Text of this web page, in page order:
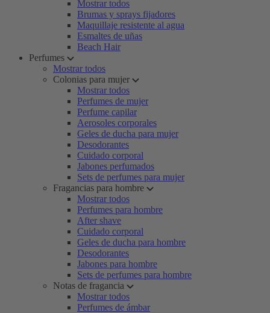
Mostrar todos
Brumas y sprays fijadores
Maquillaje resistente al agua
Esmaltes de uñas
Beach Hair
Perfumes
Mostrar todos
Colonias para mujer
Mostrar todos
Perfumes de mujer
Perfume capilar
Aerosoles corporales
Geles de ducha para mujer
Desodorantes
Cuidado corporal
Jabones perfumados
Sets de perfumes para mujer
Fragancias para hombre
Mostrar todos
Perfumes para hombre
After shave
Cuidado corporal
Geles de ducha para hombre
Desodorantes
Jabones para hombre
Sets de perfumes para hombre
Notas de fragancia
Mostrar todos
Perfumes de ámbar